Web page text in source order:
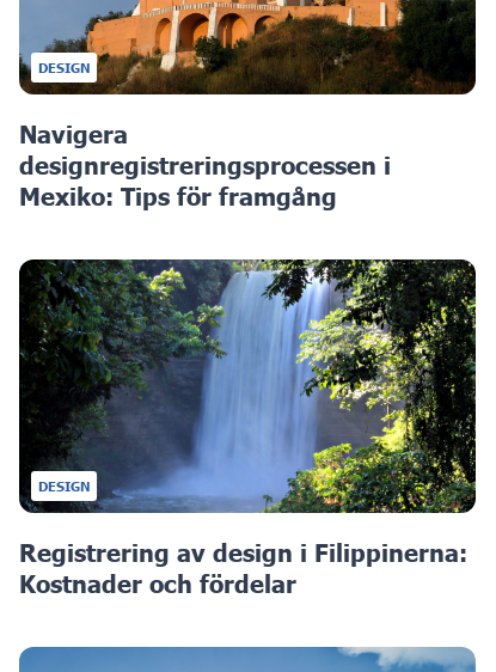
DESIGN
Navigera
designregistreringsprocessen i
Mexiko: Tips för framgång
DESIGN
Registrering av design i Filippinerna:
Kostnader och fördelar